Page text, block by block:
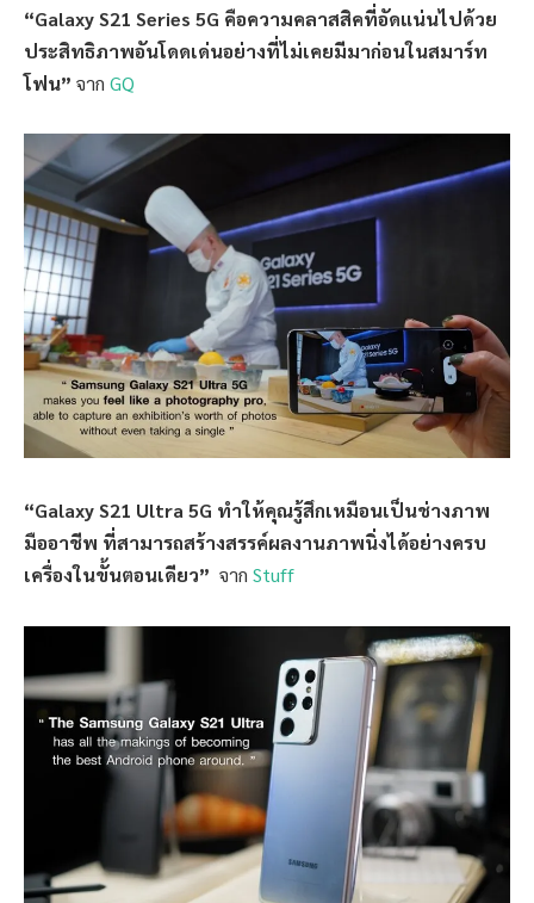
“Galaxy S21 Series 5G คือความคลาสสิคที่อัดแน่นไปด้วย
ประสิทธิภาพอันโดดเด่นอย่างที่ไม่เคยมีมาก่อนในสมาร์ท
โฟน” จาก GQ
“Galaxy S21 Ultra 5G ทำให้คุณรู้สึกเหมือนเป็นช่างภาพ
มืออาชีพ ที่สามารถสร้างสรรค์ผลงานภาพนิ่งได้อย่างครบ
เครื่องในขั้นตอนเดียว” จาก Stuff